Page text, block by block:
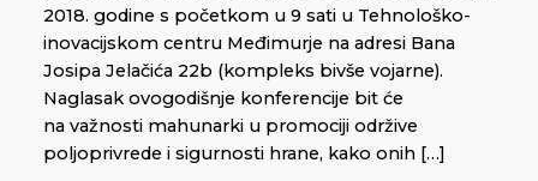
2018. godine s početkom u 9 sati u Tehnološko-
inovacijskom centru Međimurje na adresi Bana
Josipa Jelačića 22b (kompleks bivše vojarne).
Naglasak ovogodišnje konferencije bit će
na važnosti mahunarki u promociji održive
poljoprivrede i sigurnosti hrane, kako onih […]